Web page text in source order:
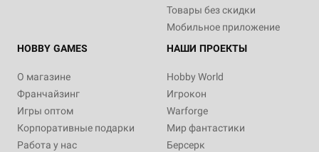
Товары без скидки
Мобильное приложение
HOBBY GAMES
О магазине
Франчайзинг
Игры оптом
Корпоративные подарки
Работа у нас
НАШИ ПРОЕКТЫ
Hobby World
Игрокон
Warforge
Мир фантастики
Берсерк